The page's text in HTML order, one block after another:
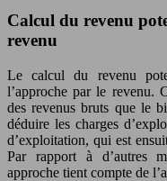
Calcul du revenu
revenu
Le calcul du revenu
l’approche par le revenu.
des revenus bruts que le
déduire les charges
d’exploitation, qui est
Par rapport à d’autres
approche tient compte de